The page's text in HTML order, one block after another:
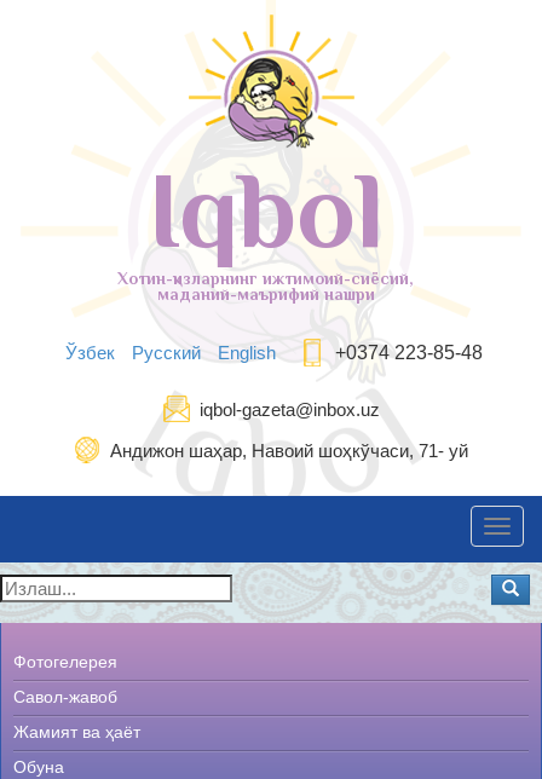
Iqbol
Хотин-қизларнинг ижтимоий-сиёсий,
маданий-маърифий нашри
Ўзбек Русский English +0374 223-85-48
iqbol-gazeta@inbox.uz
Андижон шаҳар, Навоий шоҳкўчаси, 71- уй
Фотогелерея
Савол-жавоб
Жамият ва ҳаёт
Обуна